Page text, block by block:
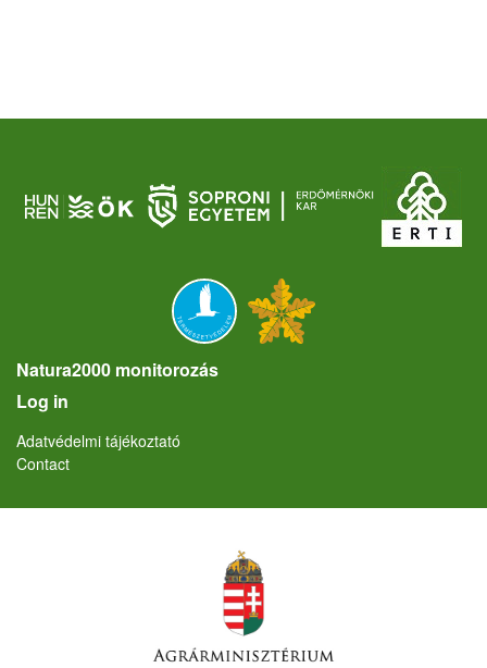
Natura2000 monitorozás
User account menu
Log in
Lábléc
Adatvédelmi tájékoztató
Contact